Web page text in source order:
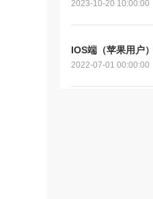
2023-10-20 10:00:00
IOS端（苹果用户
2022-07-01 00:00:00